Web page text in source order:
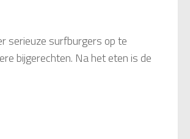
serieuze surfburgers op te
bijgerechten. Na het eten is de